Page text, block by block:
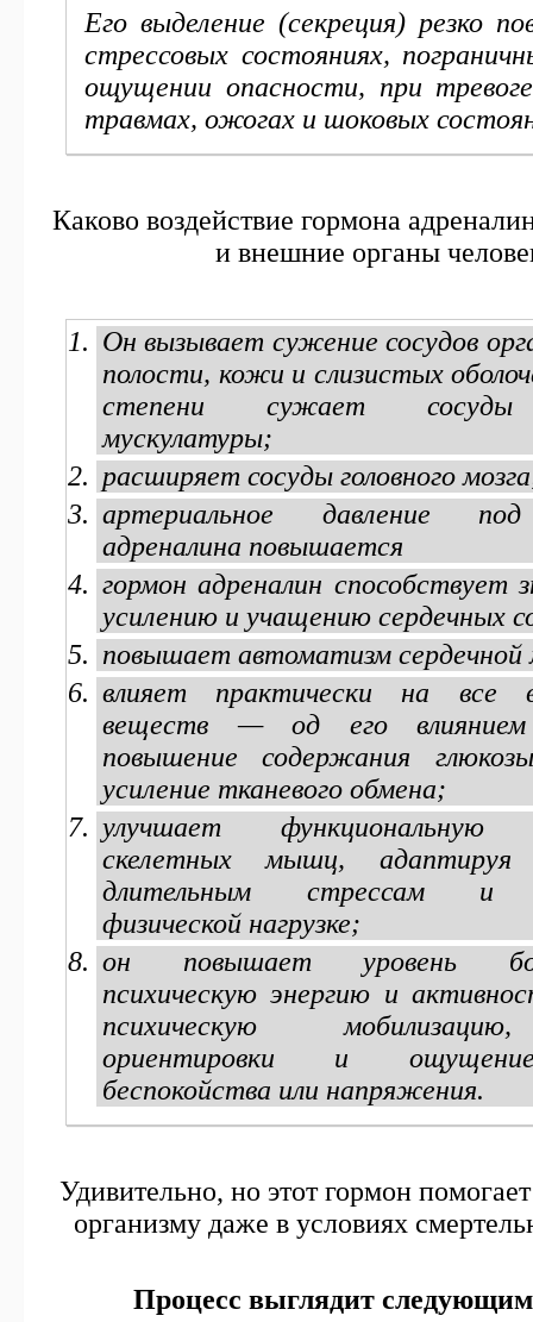
Его выделение (секреция) резко
стрессовых состояниях,
ощущении опасности, при
травмах, ожогах и шоковых
Каково воздействие гормона
и внешние органы
Он вызывает сужение сосудов
полости, кожи и слизистых
степени сужает сосуды
мускулатуры;
расширяет сосуды головного
артериальное давление
адреналина повышается
гормон адреналин способствует
усилению и учащению сердечных
повышает автоматизм
влияет практически на все
веществ — од его влиянием
повышение содержания
усиление тканевого обмена;
улучшает функциональную
скелетных мышц, адаптируя
длительным стрессам и
физической нагрузке;
он повышает уровень
психическую энергию и
психическую
ориентировки и
беспокойства или напряжения.
Удивительно, но этот гормон
организму даже в условиях
Процесс выглядит